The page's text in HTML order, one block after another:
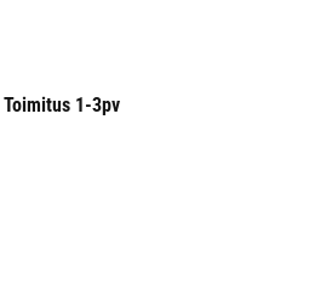
1-3pv